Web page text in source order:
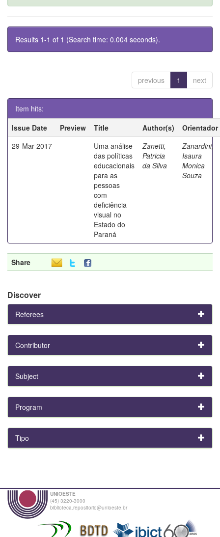
Results 1-1 of 1 (Search time: 0.004 seconds).
previous 1 next
Item hits:
Issue Date
Preview Title Author(s)
Orientador
29-Mar-2017
Uma análise
das políticas
educacionais
para as
pessoas
com
deficiência
visual no
Estado do
Paraná
Zanetti,
Patricia
da Silva
Zanardini,
Isaura
Monica
Souza
Share
Discover
Referees
Contributor
Subject
Program
Tipo
UNIOESTE
(45) 3220-3000
biblioteca.repositorio@unioeste.br